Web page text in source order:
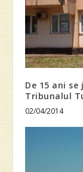
De 15 ani
Tribunalul
02/04/2014